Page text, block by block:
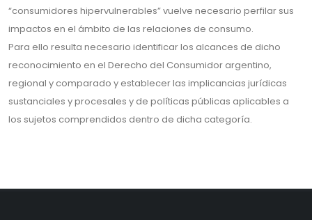
“consumidores hipervulnerables” vuelve necesario perfilar sus
impactos en el ámbito de las relaciones de consumo.
Para ello resulta necesario identificar los alcances de dicho
reconocimiento en el Derecho del Consumidor argentino,
regional y comparado y establecer las implicancias jurídicas
sustanciales y procesales y de políticas públicas aplicables a
los sujetos comprendidos dentro de dicha categoría.